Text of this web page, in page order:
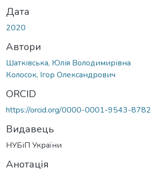
Дата
2020
Автори
Шатківська, Юлія Володимирівна
Колосок, Ігор Олександрович
ORCID
https://orcid.org/0000-0001-9543-8782
Видавець
НУБіП України
Анотація